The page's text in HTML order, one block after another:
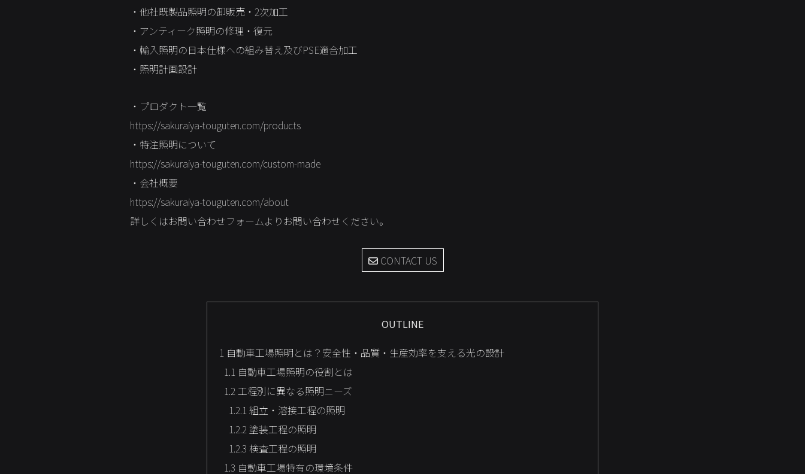
・他社既製品照明の卸販売・2次加工
・アンティーク照明の修理・復元
・輸入照明の日本仕様への組み替え及びPSE適合加工
・照明計画設計
・プロダクト一覧
https://sakuraiya-touguten.com/products
・特注照明について
https://sakuraiya-touguten.com/custom-made
・会社概要
https://sakuraiya-touguten.com/about
詳しくはお問い合わせフォームよりお問い合わせください。
CONTACT US
OUTLINE
1 自動車工場照明とは？安全性・品質・生産効率を支える光の設計
1.1 自動車工場照明の役割とは
1.2工程別に異なる照明ニーズ
1.2.1組立・溶接工程の照明
1.2.2塗装工程の照明
1.2.3 検査工程の照明
1.3 自動車工場特有の環境条件